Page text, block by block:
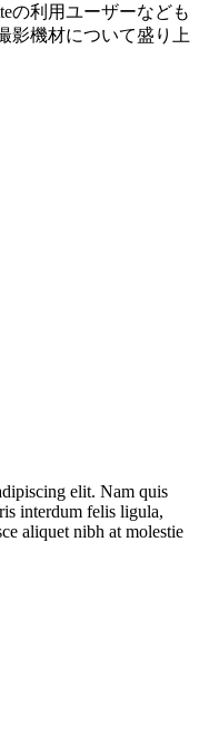
の利用ユーザーなども
影機材について盛り上
elit. Nam quis
interdum felis ligula,
aliquet nibh at molestie